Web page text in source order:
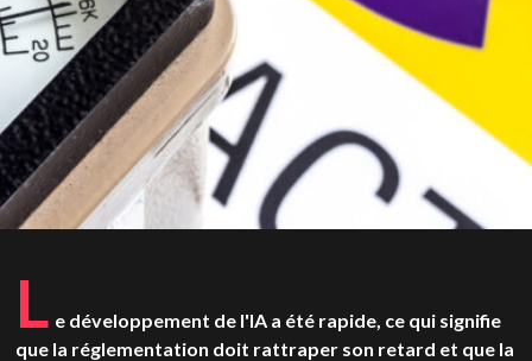
L e développement de l'IA a été rapide, ce qui signifie
que la réglementation doit rattraper son retard et que la